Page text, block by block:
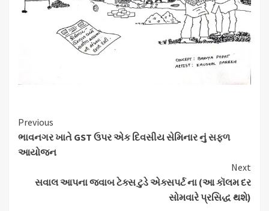
Continue
Reading
Previous
ભાવનગર ખાતે GST ઉપર એક દિવસીય સેમિનાર નું સફળ
આયોજન
Next
સવાલ આપના જવાબ ટેક્સ ટુડે એક્સપર્ટ ના (આ કૉલમ દર
સોમવારે પ્રસિદ્ધ થશે)